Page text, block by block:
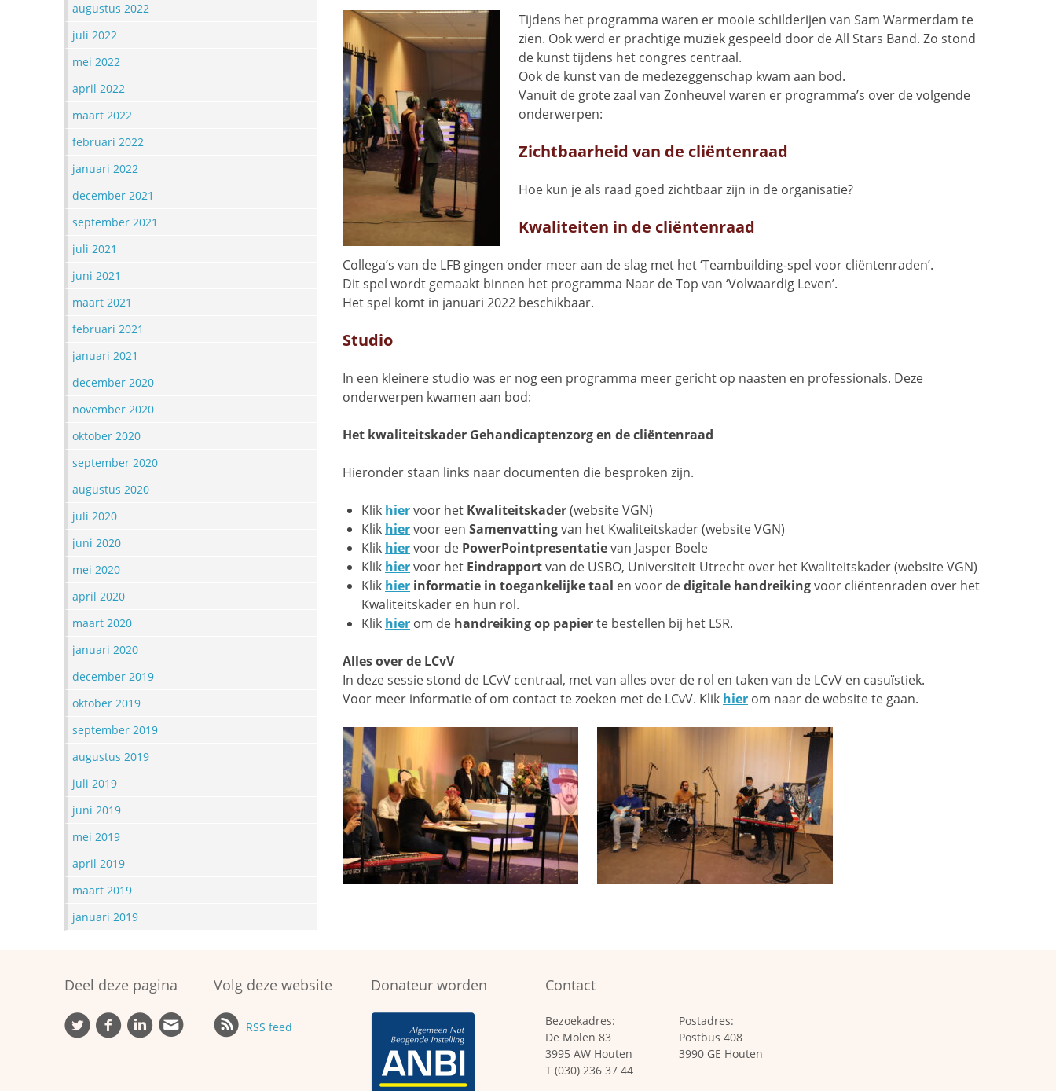
Tijdens het programma waren er mooie schilderijen van Sam Warmerdam te
zien. Ook werd er prachtige muziek gespeeld door de All Stars Band. Zo stond
de kunst tijdens het congres centraal.
Ook de kunst van de medezeggenschap kwam aan bod.
Vanuit de grote zaal van Zonheuvel waren er programma’s over de volgende
onderwerpen:
Zichtbaarheid van de cliëntenraad
Hoe kun je als raad goed zichtbaar zijn in de organisatie?
Kwaliteiten in de cliëntenraad
Collega’s van de LFB gingen onder meer aan de slag met het ‘Teambuilding-spel voor cliëntenraden’.
Dit spel wordt gemaakt binnen het programma Naar de Top van ‘Volwaardig Leven’.
Het spel komt in januari 2022 beschikbaar.
Studio
In een kleinere studio was er nog een programma meer gericht op naasten en professionals. Deze
onderwerpen kwamen aan bod:
Het kwaliteitskader Gehandicaptenzorg en de cliëntenraad
Hieronder staan links naar documenten die besproken zijn.
Klik hiervoor het Kwaliteitskader(website VGN)
Klik hiervoor een Samenvattingvan het Kwaliteitskader (website VGN)
Klik hiervoor de PowerPointpresentatievan Jasper Boele
Klik hiervoor het Eindrapportvan de USBO, Universiteit Utrecht over het Kwaliteitskader (website VGN)
Klik hier informatie in toegankelijke taal en voor dedigitale handreikingvoor cliëntenraden over het
Kwaliteitskader en hun rol.
Klik hier om de handreiking op papierte bestellen bij het LSR.
Alles over de LCvV
In deze sessie stond de LCvV centraal, met van alles over de rol en taken van de LCvV en casuïstiek.
Voor meer informatie of om contact te zoeken met de LCvV. Klik hier om naar de website te gaan.
augustus 2022
juli 2022
mei 2022
april 2022
maart 2022
februari 2022
januari 2022
december 2021
september 2021
juli 2021
juni 2021
maart 2021
februari 2021
januari 2021
december 2020
november 2020
oktober 2020
september 2020
augustus 2020
juli 2020
juni 2020
mei 2020
april 2020
maart 2020
januari 2020
december 2019
oktober 2019
september 2019
augustus 2019
juli 2019
juni 2019
mei 2019
april 2019
maart 2019
januari 2019
Deel deze pagina Volg deze website
RSS feed
Donateur worden Contact
Bezoekadres:
De Molen 83
3995 AW Houten
T (030) 236 37 44
Postadres:
Postbus 408
3990 GE Houten